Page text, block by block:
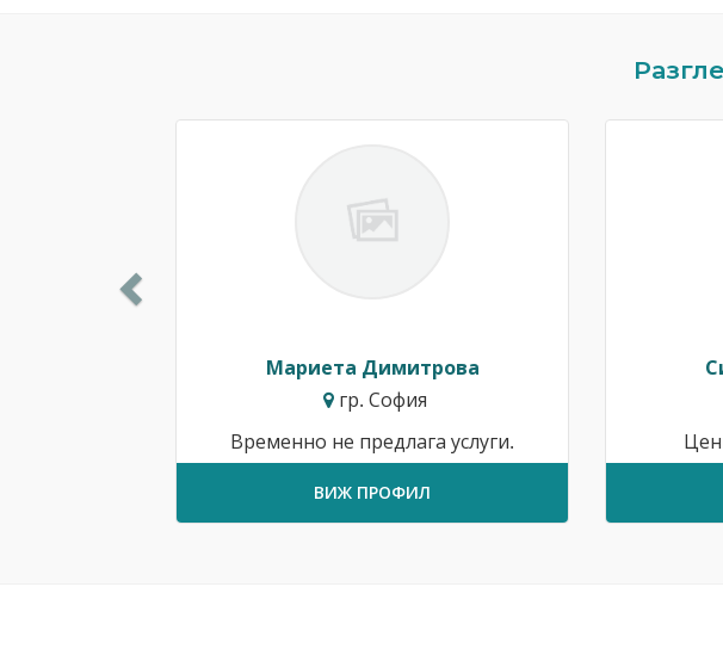
Мариета Димитрова
гр. София
Временно не предлага услуги.
ВИЖ ПРОФИЛ